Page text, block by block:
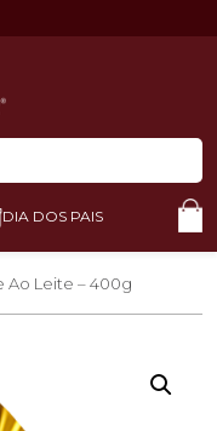
DIA DOS PAIS
Ao Leite – 400g